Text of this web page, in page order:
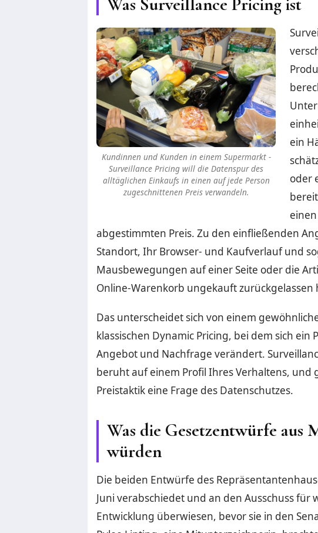
Kundinnen und Kunden in einem Supermarkt -
Surveillance Pricing will die Datenspur des
alltäglichen Einkaufs in einen auf jede Person
zugeschnittenen Preis verwandeln.
ein
oder
abgestimmten Preis. Zu den einfließenden
Standort, Ihr Browser- und Kaufverlauf und
Mausbewegungen auf einer Seite oder die
Online-Warenkorb ungekauft zurückgelassen
Das unterscheidet sich von einem
klassischen Dynamic Pricing, bei dem sich ein
Angebot und Nachfrage verändert.
beruht auf einem Profil Ihres Verhaltens, und
Preistaktik eine Frage des Datenschutzes.
Was die Gesetzentwürfe aus
würden
Die beiden Entwürfe des
Juni verabschiedet und an den Ausschuss
Entwicklung überwiesen, bevor sie in den